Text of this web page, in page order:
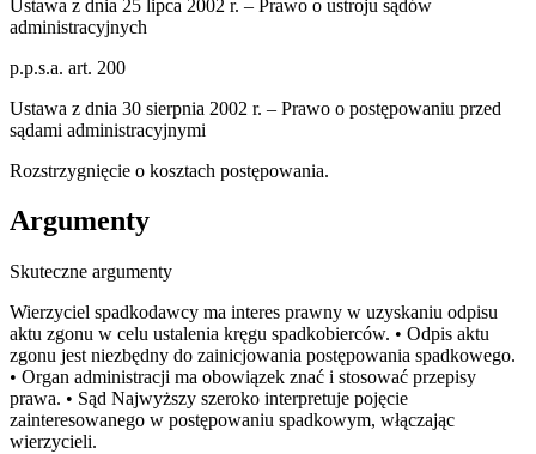
Ustawa z dnia 25 lipca 2002 r. – Prawo o ustroju sądów
administracyjnych
p.p.s.a. art. 200
Ustawa z dnia 30 sierpnia 2002 r. – Prawo o postępowaniu przed
sądami administracyjnymi
Rozstrzygnięcie o kosztach postępowania.
Argumenty
Skuteczne argumenty
Wierzyciel spadkodawcy ma interes prawny w uzyskaniu odpisu
aktu zgonu w celu ustalenia kręgu spadkobierców. • Odpis aktu
zgonu jest niezbędny do zainicjowania postępowania spadkowego.
• Organ administracji ma obowiązek znać i stosować przepisy
prawa. • Sąd Najwyższy szeroko interpretuje pojęcie
zainteresowanego w postępowaniu spadkowym, włączając
wierzycieli.